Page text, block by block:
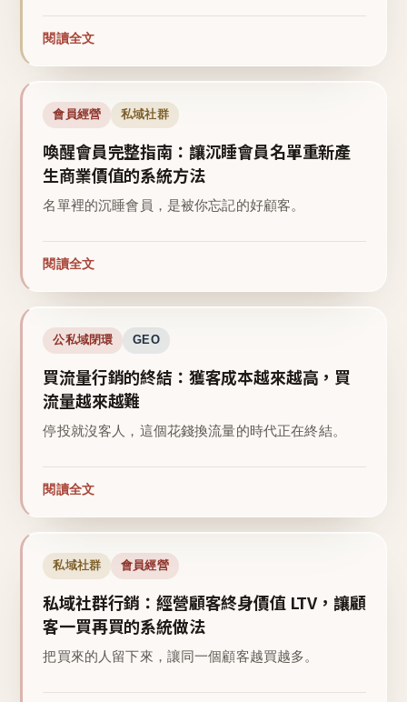
閱讀全文
會員經營 私域社群
喚醒會員完整指南：讓沉睡會員名單重新產
生商業價值的系統方法
名單裡的沉睡會員，是被你忘記的好顧客。
閱讀全文
公私域閉環 GEO
買流量行銷的終結：獲客成本越來越高，買
流量越來越難
停投就沒客人，這個花錢換流量的時代正在終結。
閱讀全文
私域社群 會員經營
私域社群行銷：經營顧客終身價值 LTV，讓顧
客一買再買的系統做法
把買來的人留下來，讓同一個顧客越買越多。